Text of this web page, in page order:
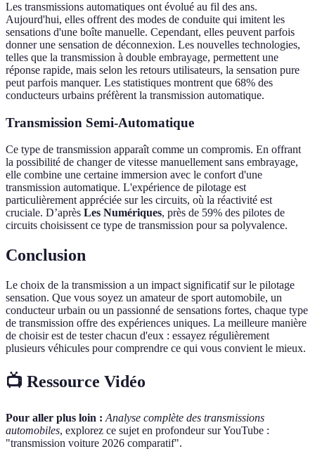
Les transmissions automatiques ont évolué au fil des ans.
Aujourd'hui, elles offrent des modes de conduite qui imitent les
sensations d'une boîte manuelle. Cependant, elles peuvent parfois
donner une sensation de déconnexion. Les nouvelles technologies,
telles que la transmission à double embrayage, permettent une
réponse rapide, mais selon les retours utilisateurs, la sensation pure
peut parfois manquer. Les statistiques montrent que 68% des
conducteurs urbains préfèrent la transmission automatique.
Transmission Semi-Automatique
Ce type de transmission apparaît comme un compromis. En offrant
la possibilité de changer de vitesse manuellement sans embrayage,
elle combine une certaine immersion avec le confort d'une
transmission automatique. L'expérience de pilotage est
particulièrement appréciée sur les circuits, où la réactivité est
cruciale. D’après Les Numériques, près de 59% des pilotes de
circuits choisissent ce type de transmission pour sa polyvalence.
Conclusion
Le choix de la transmission a un impact significatif sur le pilotage
sensation. Que vous soyez un amateur de sport automobile, un
conducteur urbain ou un passionné de sensations fortes, chaque type
de transmission offre des expériences uniques. La meilleure manière
de choisir est de tester chacun d'eux : essayez régulièrement
plusieurs véhicules pour comprendre ce qui vous convient le mieux.
📺 Ressource Vidéo
Pour aller plus loin : Analyse complète des transmissions
automobiles, explorez ce sujet en profondeur sur YouTube :
"transmission voiture 2026 comparatif".